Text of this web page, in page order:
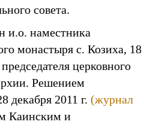
совета.
и.о. наместника
монастыря с. Козиха, 18
церковного
Решением
декабря 2011 г. (журнал
Каинским и